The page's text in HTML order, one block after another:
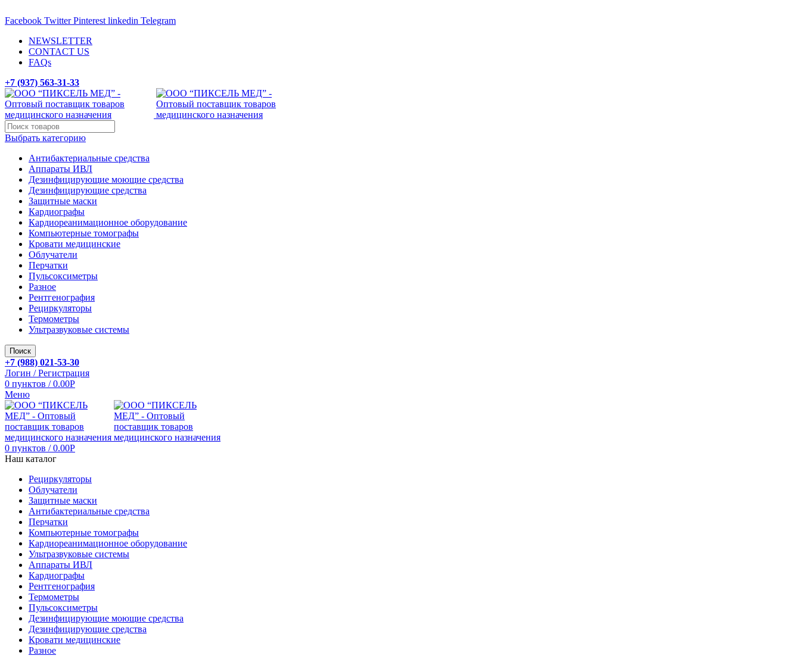
Facebook Twitter Pinterest linkedin Telegram
NEWSLETTER
CONTACT US
FAQs
+7 (937) 563-31-33
Выбрать категорию
Антибактериальные средства
Аппараты ИВЛ
Дезинфицирующие моющие средства
Дезинфицирующие средства
Защитные маски
Кардиографы
Кардиореанимационное оборудование
Компьютерные томографы
Кровати медицинские
Облучатели
Перчатки
Пульсоксиметры
Разное
Рентгенография
Рециркуляторы
Термометры
Ультразвуковые системы
Поиск
+7 (988) 021-53-30
Логин / Регистрация
0 пунктов / 0.00Р
Меню
0 пунктов / 0.00Р
Наш каталог
Рециркуляторы
Облучатели
Защитные маски
Антибактериальные средства
Перчатки
Компьютерные томографы
Кардиореанимационное оборудование
Ультразвуковые системы
Аппараты ИВЛ
Кардиографы
Рентгенография
Термометры
Пульсоксиметры
Дезинфицирующие моющие средства
Дезинфицирующие средства
Кровати медицинские
Разное